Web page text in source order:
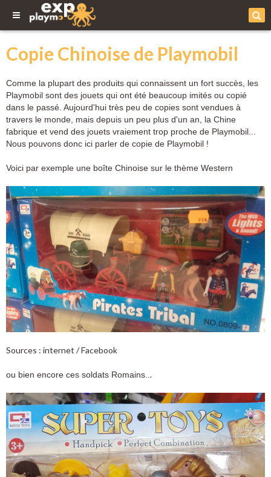
Copie Chinoise de Playmobil
Comme la plupart des produits qui connaissent un fort succès, les
Playmobil sont des jouets qui ont été beaucoup imités ou copié
dans le passé. Aujourd'hui très peu de copies sont vendues à
travers le monde, mais depuis un peu plus d'un an, la Chine
fabrique et vend des jouets vraiement trop proche de Playmobil...
Nous pouvons donc ici parler de copie de Playmobil !
Voici par exemple une boîte Chinoise sur le thème Western
Sources : internet / Facebook
ou bien encore ces soldats Romains.. .